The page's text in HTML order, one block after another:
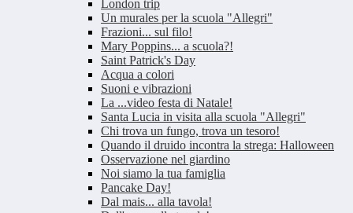
London trip
Un murales per la scuola "Allegri"
Frazioni... sul filo!
Mary Poppins... a scuola?!
Saint Patrick's Day
Acqua a colori
Suoni e vibrazioni
La ...video festa di Natale!
Santa Lucia in visita alla scuola "Allegri"
Chi trova un fungo, trova un tesoro!
Quando il druido incontra la strega: Halloween
Osservazione nel giardino
Noi siamo la tua famiglia
Pancake Day!
Dal mais... alla tavola!